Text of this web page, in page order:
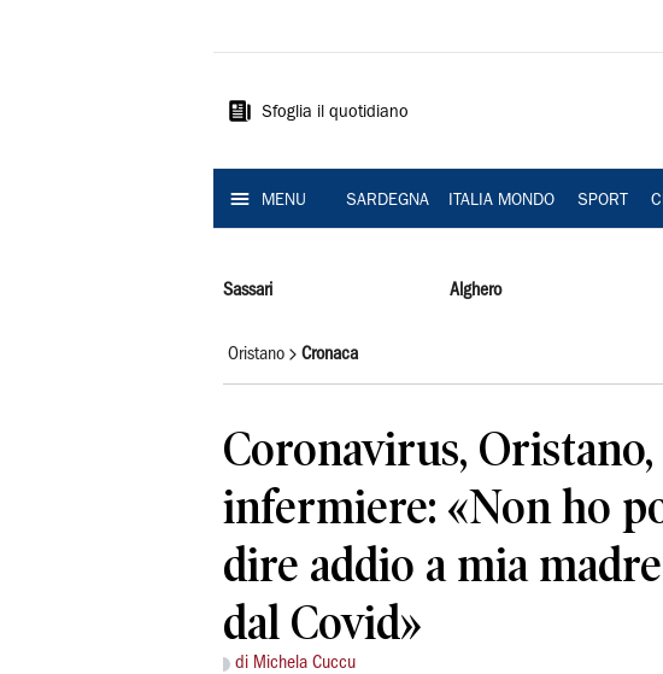
Sardegna
Sfoglia il quotidiano
MENU SARDEGNA ITALIA MONDO SPORT
Sassari Alghero
Oristano Cronaca
Coronavirus,
infermiere: «Non ho
dire addio a mia
dal Covid»
di Michela Cuccu